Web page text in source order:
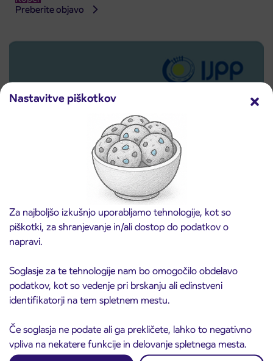
Nastavitve piškotkov
Za najboljšo izkušnjo uporabljamo tehnologije, kot so
piškotki, za shranjevanje in/ali dostop do podatkov o
napravi.
Soglasje za te tehnologije nam bo omogočilo obdelavo
podatkov, kot so vedenje pri brskanju ali edinstveni
identifikatorji na tem spletnem mestu.
Če soglasja ne podate ali ga prekličete, lahko to negativno
vpliva na nekatere funkcije in delovanje spletnega mesta.
Preberite objavo
3. 8. 2026
Predprodaja dijaških subvencioniranih IJPP
vozovnic za šolsko leto 2026/2027 se začne
21. avgusta
Preberite objavo